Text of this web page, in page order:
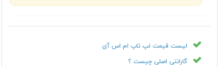
لیست قیمت لپ تاپ ام اس آی
گارانتی اصلی چیست ؟